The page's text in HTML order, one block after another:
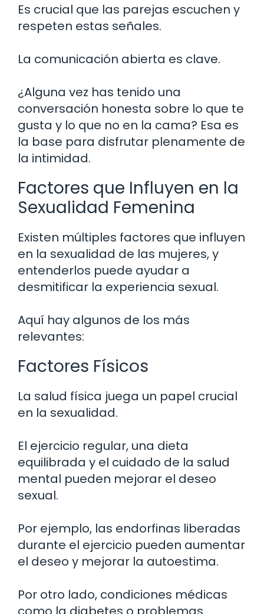
Es crucial que las parejas escuchen y
respeten estas señales.
La comunicación abierta es clave.
¿Alguna vez has tenido una
conversación honesta sobre lo que te
gusta y lo que no en la cama? Esa es
la base para disfrutar plenamente de
la intimidad.
Factores que Influyen en la
Sexualidad Femenina
Existen múltiples factores que influyen
en la sexualidad de las mujeres, y
entenderlos puede ayudar a
desmitificar la experiencia sexual.
Aquí hay algunos de los más
relevantes:
Factores Físicos
La salud física juega un papel crucial
en la sexualidad.
El ejercicio regular, una dieta
equilibrada y el cuidado de la salud
mental pueden mejorar el deseo
sexual.
Por ejemplo, las endorfinas liberadas
durante el ejercicio pueden aumentar
el deseo y mejorar la autoestima.
Por otro lado, condiciones médicas